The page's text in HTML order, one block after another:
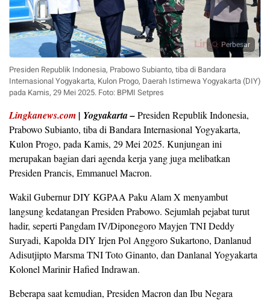
Perbesar
Presiden Republik Indonesia, Prabowo Subianto, tiba di Bandara
Internasional Yogyakarta, Kulon Progo, Daerah Istimewa Yogyakarta (DIY)
pada Kamis, 29 Mei 2025. Foto: BPMI Setpres
Lingkanews.com| Yogyakarta –Presiden Republik Indonesia,
Prabowo Subianto, tiba di Bandara Internasional Yogyakarta,
Kulon Progo, pada Kamis, 29 Mei 2025. Kunjungan ini
merupakan bagian dari agenda kerja yang juga melibatkan
Presiden Prancis, Emmanuel Macron.
Wakil Gubernur DIY KGPAA Paku Alam X menyambut
langsung kedatangan Presiden Prabowo. Sejumlah pejabat turut
hadir, seperti Pangdam IV/Diponegoro Mayjen TNI Deddy
Suryadi, Kapolda DIY Irjen Pol Anggoro Sukartono, Danlanud
Adisutjipto Marsma TNI Toto Ginanto, dan Danlanal Yogyakarta
Kolonel Marinir Hafied Indrawan.
Beberapa saat kemudian, Presiden Macron dan Ibu Negara